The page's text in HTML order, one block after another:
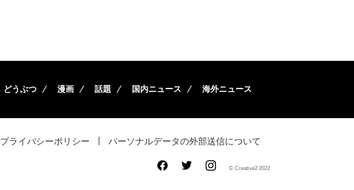
どうぶつ 漫画 話題 国内ニュース 海外ニュース
プライバシーポリシー パーソナルデータの外部送信について
© Creative2 2022